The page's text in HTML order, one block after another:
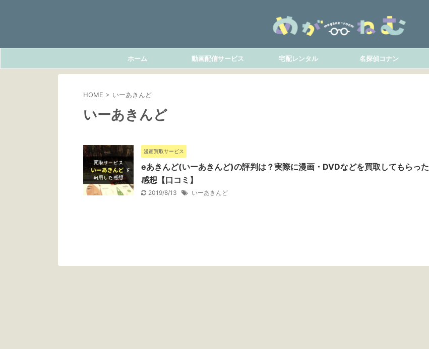
ホーム 動画配信サービス 宅配レンタル 名探偵コナン
HOME > いーあきんど
いーあきんど
漫画買取サービス
eあきんど(いーあきんど)の評判は？実際に漫画・DVDなどを買取してもらった
感想【口コミ】
2019/8/13 いーあきんど